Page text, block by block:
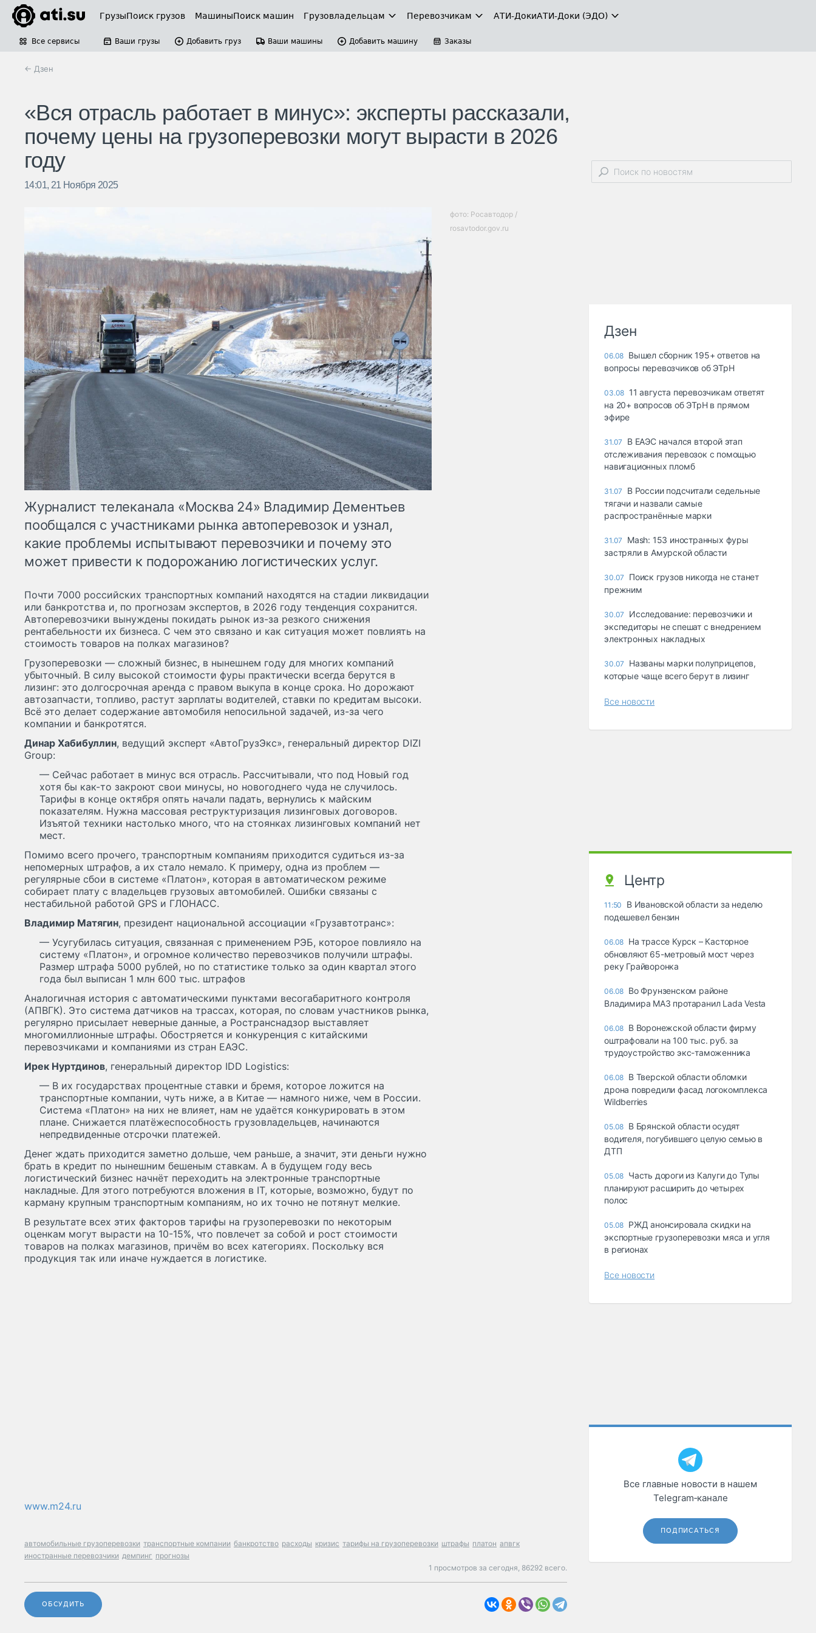
ГрузыПоиск грузов МашиныПоиск машин Грузовладельцам Перевозчикам АТИ-ДокиАТИ-Доки (ЭДО)
Все сервисы Ваши грузы Добавить груз Ваши машины Добавить машину Заказы
← Дзен
«Вся отрасль работает в минус»: эксперты рассказали,
почему цены на грузоперевозки могут вырасти в 2026
году
14:01, 21 Ноября 2025
фото: Росавтодор /
rosavtodor.gov.ru
Журналист телеканала «Москва 24» Владимир Дементьев
пообщался с участниками рынка автоперевозок и узнал,
какие проблемы испытывают перевозчики и почему это
может привести к подорожанию логистических услуг.
Почти 7000 российских транспортных компаний находятся на стадии ликвидации
или банкротства и, по прогнозам экспертов, в 2026 году тенденция сохранится.
Автоперевозчики вынуждены покидать рынок из-за резкого снижения
рентабельности их бизнеса. С чем это связано и как ситуация может повлиять на
стоимость товаров на полках магазинов?
Грузоперевозки — сложный бизнес, в нынешнем году для многих компаний
убыточный. В силу высокой стоимости фуры практически всегда берутся в
лизинг: это долгосрочная аренда с правом выкупа в конце срока. Но дорожают
автозапчасти, топливо, растут зарплаты водителей, ставки по кредитам высоки.
Всё это делает содержание автомобиля непосильной задачей, из-за чего
компании и банкротятся.
Динар Хабибуллин, ведущий эксперт «АвтоГрузЭкс», генеральный директор DIZI
Group:
— Сейчас работает в минус вся отрасль. Рассчитывали, что под Новый год
хотя бы как-то закроют свои минусы, но новогоднего чуда не случилось.
Тарифы в конце октября опять начали падать, вернулись к майским
показателям. Нужна массовая реструктуризация лизинговых договоров.
Изъятой техники настолько много, что на стоянках лизинговых компаний нет
мест.
Помимо всего прочего, транспортным компаниям приходится судиться из-за
непомерных штрафов, а их стало немало. К примеру, одна из проблем —
регулярные сбои в системе «Платон», которая в автоматическом режиме
собирает плату с владельцев грузовых автомобилей. Ошибки связаны с
нестабильной работой GPS и ГЛОНАСС.
Владимир Матягин, президент национальной ассоциации «Грузавтотранс»:
— Усугубилась ситуация, связанная с применением РЭБ, которое повлияло на
систему «Платон», и огромное количество перевозчиков получили штрафы.
Размер штрафа 5000 рублей, но по статистике только за один квартал этого
года был выписан 1 млн 600 тыс. штрафов
Аналогичная история с автоматическими пунктами весогабаритного контроля
(АПВГК). Это система датчиков на трассах, которая, по словам участников рынка,
регулярно присылает неверные данные, а Ространснадзор выставляет
многомиллионные штрафы. Обостряется и конкуренция с китайскими
перевозчиками и компаниями из стран ЕАЭС.
Ирек Нуртдинов, генеральный директор IDD Logistics:
— В их государствах процентные ставки и бремя, которое ложится на
транспортные компании, чуть ниже, а в Китае — намного ниже, чем в России.
Система «Платон» на них не влияет, нам не удаётся конкурировать в этом
плане. Снижается платёжеспособность грузовладельцев, начинаются
непредвиденные отсрочки платежей.
Денег ждать приходится заметно дольше, чем раньше, а значит, эти деньги нужно
брать в кредит по нынешним бешеным ставкам. А в будущем году весь
логистический бизнес начнёт переходить на электронные транспортные
накладные. Для этого потребуются вложения в IT, которые, возможно, будут по
карману крупным транспортным компаниям, но их точно не потянут мелкие.
В результате всех этих факторов тарифы на грузоперевозки по некоторым
оценкам могут вырасти на 10-15%, что повлечет за собой и рост стоимости
товаров на полках магазинов, причём во всех категориях. Поскольку вся
продукция так или иначе нуждается в логистике.
www.m24.ru
автомобильные грузоперевозки транспортные компании банкротство расходы кризис тарифы на грузоперевозки штрафы платон апвгк
иностранные перевозчики демпинг прогнозы
1 просмотров за сегодня, 86292 всего.
ОБСУДИТЬ
Дзен
06.08 Вышел сборник 195+ ответов на
вопросы перевозчиков об ЭТрН
03.08 11 августа перевозчикам ответят
на 20+ вопросов об ЭТрН в прямом
эфире
31.07
В ЕАЭС начался второй этап
отслеживания перевозок с помощью
навигационных пломб
31.07
В России подсчитали седельные
тягачи и назвали самые
распространённые марки
31.07
Mash: 153 иностранных фуры
застряли в Амурской области
30.07
Поиск грузов никогда не станет
прежним
30.07
Исследование: перевозчики и
экспедиторы не спешат с внедрением
электронных накладных
30.07
Названы марки полуприцепов,
которые чаще всего берут в лизинг
Все новости
Центр
11:50
В Ивановской области за неделю
подешевел бензин
06.08 На трассе Курск – Касторное
обновляют 65-метровый мост через
реку Грайворонка
06.08 Во Фрунзенском районе
Владимира МАЗ протаранил Lada Vesta
06.08 В Воронежской области фирму
оштрафовали на 100 тыс. руб. за
трудоустройство экс-таможенника
06.08 В Тверской области обломки
дрона повредили фасад логокомплекса
Wildberries
05.08 В Брянской области осудят
водителя, погубившего целую семью в
ДТП
05.08 Часть дороги из Калуги до Тулы
планируют расширить до четырех
полос
05.08 РЖД анонсировала скидки на
экспортные грузоперевозки мяса и угля
в регионах
Все новости
Все главные новости в нашем
Telegram‑канале
ПОДПИСАТЬСЯ